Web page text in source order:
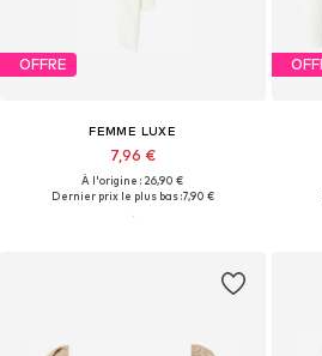
OFFRE
FEMME LUXE
7,96 €
À l'origine : 26,90 €
Dernier prix le plus bas :7,90 €